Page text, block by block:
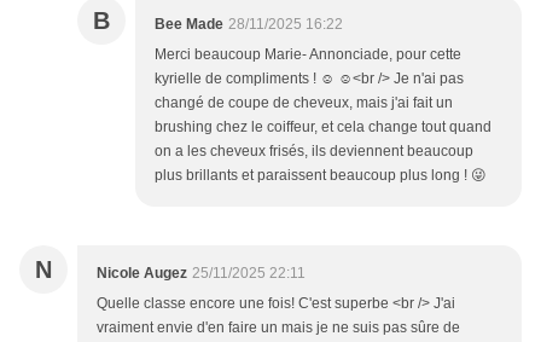
B Bee Made 28/11/2025 16:22
Merci beaucoup Marie- Annonciade, pour cette
kyrielle de compliments ! ☺️ ☺️<br /> Je n'ai pas
changé de coupe de cheveux, mais j'ai fait un
brushing chez le coiffeur, et cela change tout quand
on a les cheveux frisés, ils deviennent beaucoup
plus brillants et paraissent beaucoup plus long ! 😜
N Nicole Augez 25/11/2025 22:11
Quelle classe encore une fois! C'est superbe <br /> J'ai
vraiment envie d'en faire un mais je ne suis pas sûre de